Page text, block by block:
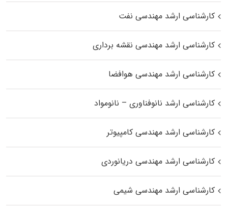
کارشناسی ارشد مهندسی نفت
کارشناسی ارشد مهندسی نقشه برداری
کارشناسی ارشد مهندسی هوافضا
کارشناسی ارشد نانوفناوری – نانومواد
کارشناسی ارشد مهندسی کامپیوتر
کارشناسی ارشد مهندسی دریانوردی
کارشناسی ارشد مهندسی شیمی